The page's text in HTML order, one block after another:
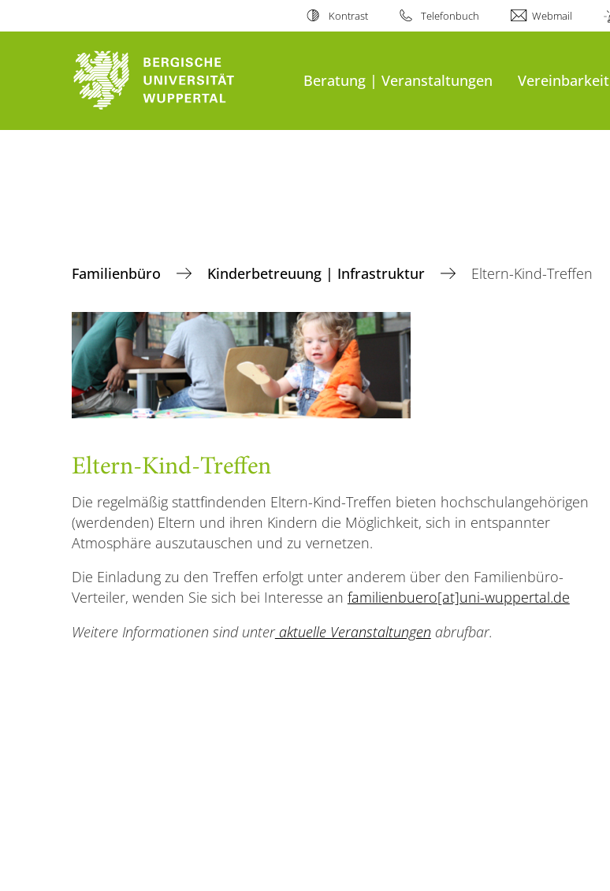
Kontrast Telefonbuch Webmail
Beratung | Veranstaltungen Vereinbarkeit
Familienbüro Kinderbetreuung | Infrastruktur Eltern-Kind-Treffen
Eltern-Kind-Treffen
Die regelmäßig stattfindenden Eltern-Kind-Treffen bieten hochschulangehörigen
(werdenden) Eltern und ihren Kindern die Möglichkeit, sich in entspannter
Atmosphäre auszutauschen und zu vernetzen.
Die Einladung zu den Treffen erfolgt unter anderem über den Familienbüro-
Verteiler, wenden Sie sich bei Interesse an familienbuero[at]uni-wuppertal.de
Weitere Informationen sind unteraktuelle Veranstaltungen abrufbar.